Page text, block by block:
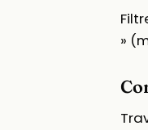
»